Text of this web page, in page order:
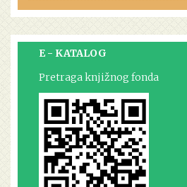
E - KATALOG
Pretraga knjižnog fonda